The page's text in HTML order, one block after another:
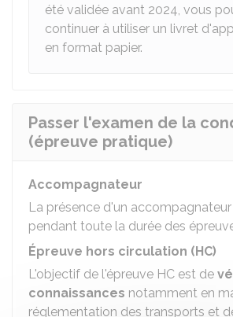
été validée avant 2024, vous
continuer à utiliser un livret
en format papier.
Passer l'examen de la
(épreuve pratique)
Accompagnateur
La présence d'un
pendant toute la durée des
Épreuve hors circulation (HC)
L'objectif de l'épreuve HC est de
connaissances notamment en
réglementation des transports et